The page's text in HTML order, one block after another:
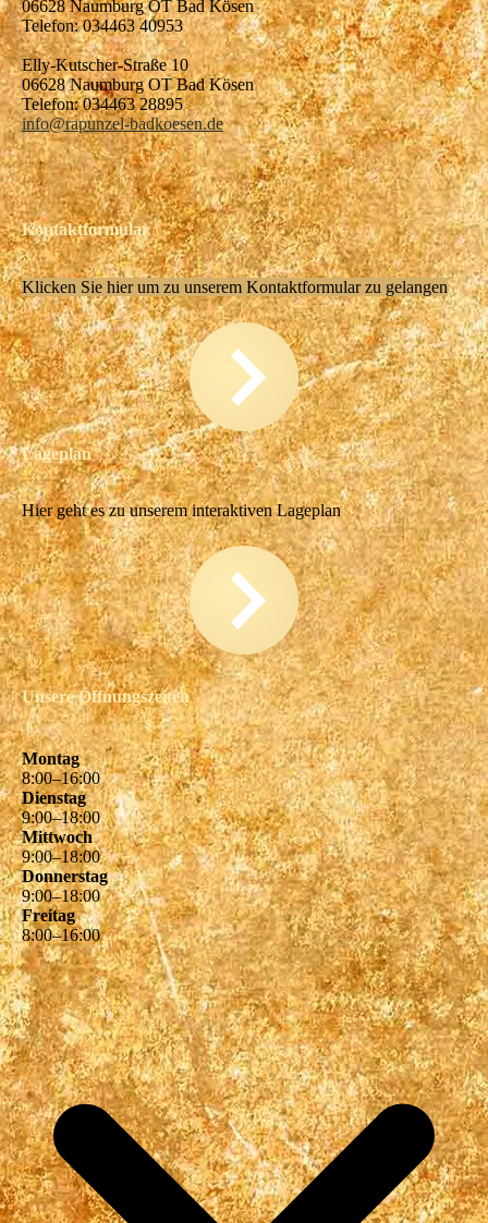
06628 Naumburg OT Bad Kösen
Telefon: 034463 40953
Elly-Kutscher-Straße 10
06628 Naumburg OT Bad Kösen
Telefon: 034463 28895
info@rapunzel-badkoesen.de
Kontaktformular
Klicken Sie hier um zu unserem Kontaktformular zu gelangen
Lageplan
Hier geht es zu unserem interaktiven Lageplan
Unsere Öffnungszeiten
Montag
8:00–16:00
Dienstag
9:00–18:00
Mittwoch
9:00–18:00
Donnerstag
9:00–18:00
Freitag
8:00–16:00